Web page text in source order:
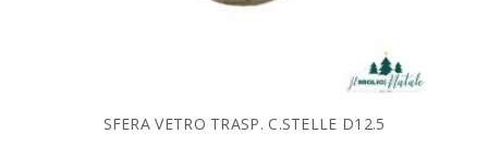
SFERA VETRO TRASP. C.STELLE D12.5